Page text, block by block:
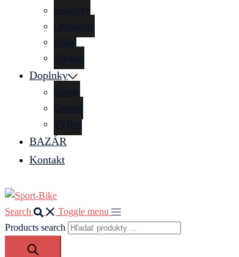
Sedlovky
Omotávky
Plášte
Náradie
Doplnky
Bundy
Ostatné
Výživa
BAZÁR
Kontakt
Search
Toggle menu
Products search